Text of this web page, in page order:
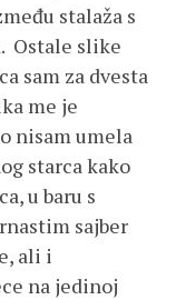
stalaža s
Ostale slike
sam za dvesta
me je
nisam umela
starca kako
u baru s
sajber
ali i
na jedinoj